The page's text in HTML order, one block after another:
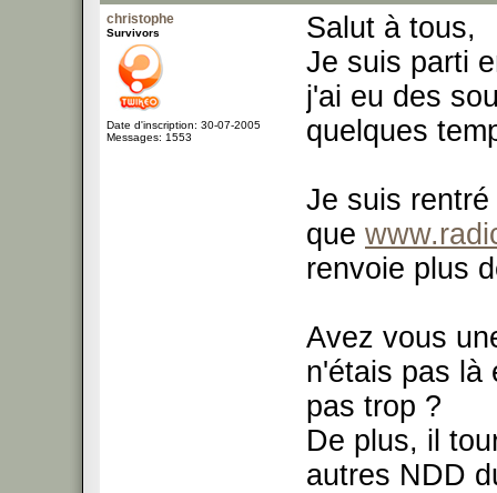
christophe
Survivors
Date d'inscription: 30-07-2005
Messages: 1553
Salut à tous,
Je suis parti
j'ai eu des
quelques
Je suis
que
renvoie plus
Avez vous
n'étais pas là
pas trop ?
De plus, il
autres NDD